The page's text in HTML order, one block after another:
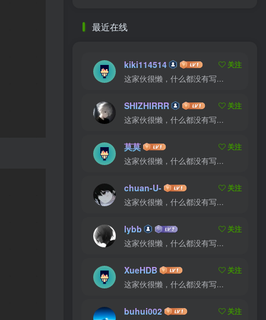
最近在线
kiki114514
关注
这家伙很懒，什么都没有写...
SHIZHIRRR
关注
这家伙很懒，什么都没有写...
莫莫
关注
这家伙很懒，什么都没有写...
chuan-U-
关注
这家伙很懒，什么都没有写...
lybb
关注
这家伙很懒，什么都没有写...
XueHDB
关注
这家伙很懒，什么都没有写...
buhui002 关注